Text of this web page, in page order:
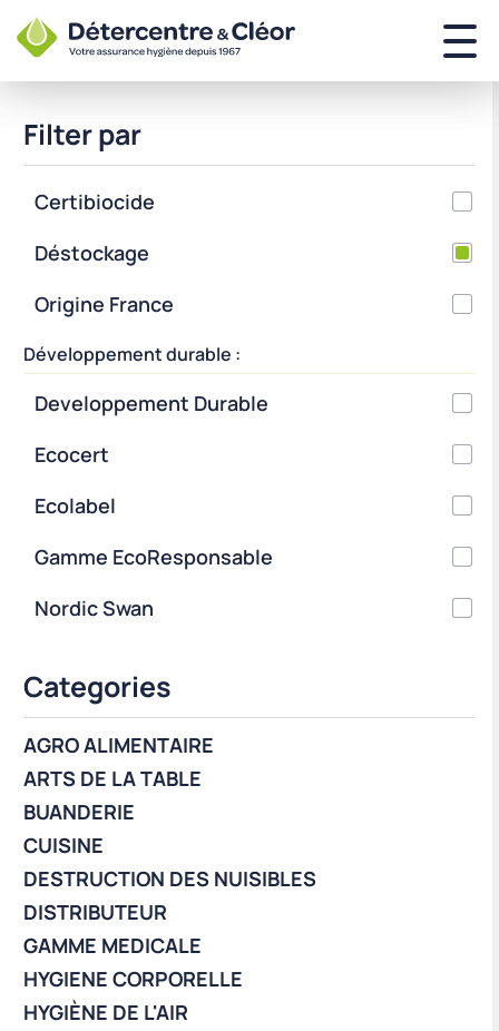
Filter par
Certibiocide
Déstockage
Origine France
Développement durable :
Developpement Durable
Ecocert
Ecolabel
Gamme EcoResponsable
Nordic Swan
Categories
AGRO ALIMENTAIRE
ARTS DE LA TABLE
BUANDERIE
CUISINE
DESTRUCTION DES NUISIBLES
DISTRIBUTEUR
GAMME MEDICALE
HYGIENE CORPORELLE
HYGIÈNE DE L'AIR